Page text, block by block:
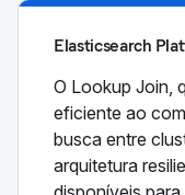
Elasticsearch
O Lookup Join,
eficiente ao
busca entre
arquitetura